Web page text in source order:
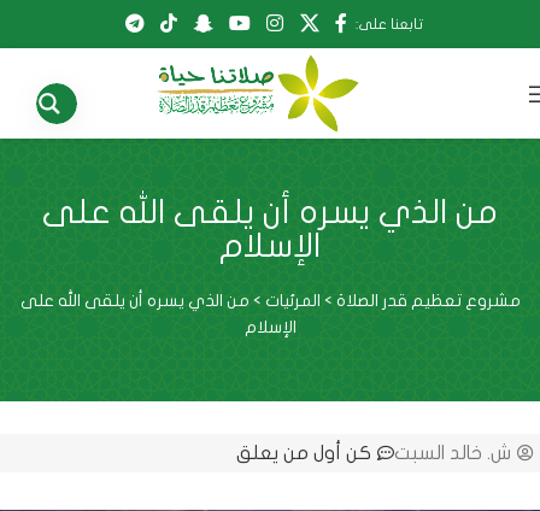
تابعنا على:
من الذي يسره أن يلقى الله على
الإسلام
مشروع تعظيم قدر الصلاة > المرئيات > من الذي يسره أن يلقى الله على
الإسلام
ش. خالد السبت كن أول من يعلق